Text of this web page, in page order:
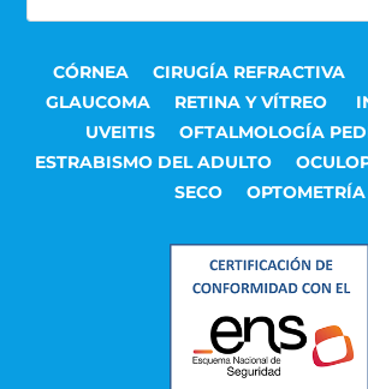
CÓRNEA CIRUGÍA REFRACTIVA
GLAUCOMA
RETINA Y VÍTREO
UVEITIS
OFTALMOLOGÍA
ESTRABISMO DEL ADULTO
SECO
OPTOMETRÍA